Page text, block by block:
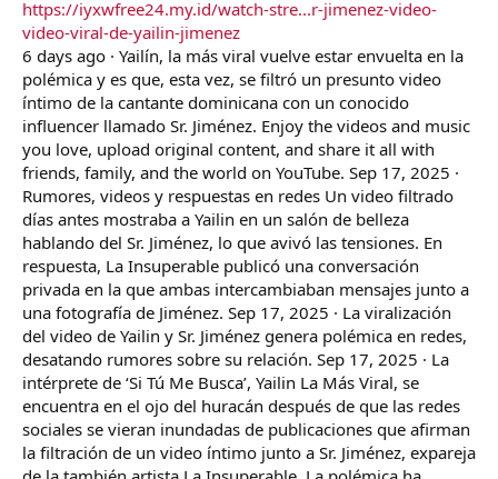
r
https://iyxwfree24.my.id/watch-stre...r-jimenez-video-
video-viral-de-yailin-jimenez
6 days ago · Yailín, la más viral vuelve estar envuelta en la
polémica y es que, esta vez, se filtró un presunto video
íntimo de la cantante dominicana con un conocido
influencer llamado Sr. Jiménez. Enjoy the videos and music
you love, upload original content, and share it all with
friends, family, and the world on YouTube. Sep 17, 2025 ·
Rumores, videos y respuestas en redes Un video filtrado
días antes mostraba a Yailin en un salón de belleza
hablando del Sr. Jiménez, lo que avivó las tensiones. En
respuesta, La Insuperable publicó una conversación
privada en la que ambas intercambiaban mensajes junto a
una fotografía de Jiménez. Sep 17, 2025 · La viralización
del video de Yailin y Sr. Jiménez genera polémica en redes,
desatando rumores sobre su relación. Sep 17, 2025 · La
intérprete de ‘Si Tú Me Busca’, Yailin La Más Viral, se
encuentra en el ojo del huracán después de que las redes
sociales se vieran inundadas de publicaciones que afirman
la filtración de un video íntimo junto a Sr. Jiménez, expareja